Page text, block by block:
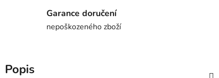
Garance doručení
nepoškozeného zboží
Popis